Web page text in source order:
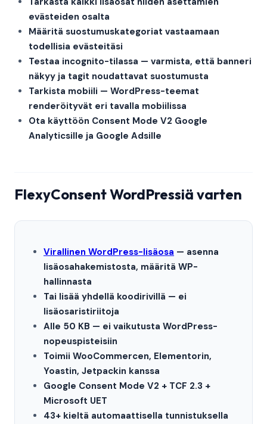
evästeiden osalta
Määritä suostumuskategoriat vastaamaan
todellisia evästeitäsi
Testaa incognito-tilassa — varmista, että banneri
näkyy ja tagit noudattavat suostumusta
Tarkista mobiili — WordPress-teemat
renderöityvät eri tavalla mobiilissa
Ota käyttöön Consent Mode V2 Google
Analyticsille ja Google Adsille
FlexyConsent WordPressiä varten
Virallinen WordPress-lisäosa — asenna
lisäosahakemistosta, määritä WP-
hallinnasta
Tai lisää yhdellä koodirivillä — ei
lisäosaristiriitoja
Alle 50 KB — ei vaikutusta WordPress-
nopeuspisteisiin
Toimii WooCommercen, Elementorin,
Yoastin, Jetpackin kanssa
Google Consent Mode V2 + TCF 2.3 +
Microsoft UET
43+ kieltä automaattisella tunnistuksella